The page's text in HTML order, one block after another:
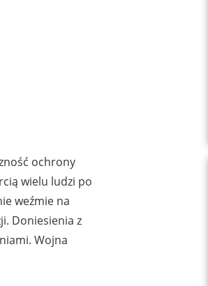
ochrony
wielu ludzi po
weźmie na
Doniesienia z
Wojna